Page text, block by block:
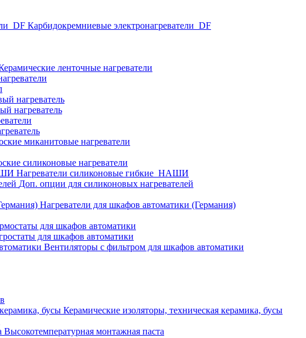
Карбидокремниевые электронагреватели_DF
ленточные нагреватели
нагреватель
нагреватель
миканитовые нагреватели
силиконовые нагреватели
Нагреватели силиконовые гибкие_НАШИ
Доп. опции для силиконовых нагревателей
Нагреватели для шкафов автоматики (Германия)
для шкафов автоматики
для шкафов автоматики
Вентиляторы с фильтром для шкафов автоматики
Керамические изоляторы, техническая керамика, бусы
Высокотемпературная монтажная паста